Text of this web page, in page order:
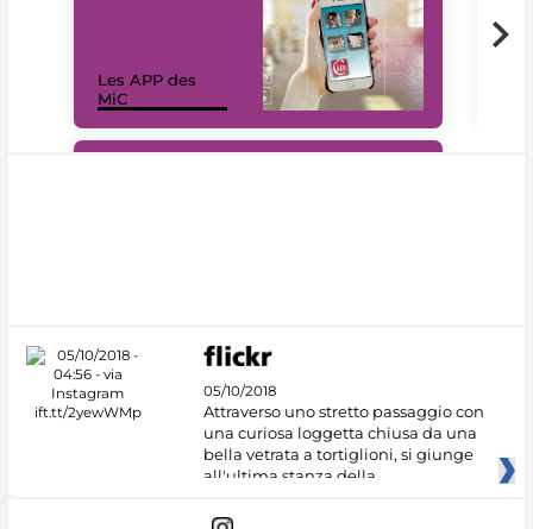
Les APP des
MiC
05/10/2018
Attraverso uno stretto passaggio con
una curiosa loggetta chiusa da una
bella vetrata a tortiglioni, si giunge
all'ultima stanza della